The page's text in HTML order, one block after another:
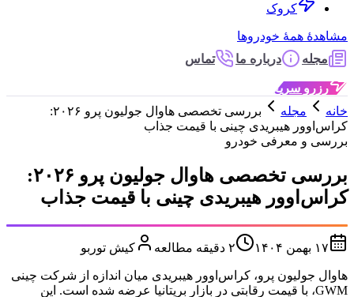
کروک
مشاهدهٔ همهٔ خودروها
مجله
درباره ما تماس
رزرو سریع
خانه
مجله
بررسی تخصصی هاوال جولیون پرو ۲۰۲۶:
کراس‌اوور هیبریدی چینی با قیمت جذاب
بررسی و معرفی خودرو
بررسی تخصصی هاوال جولیون پرو ۲۰۲۶:
کراس‌اوور هیبریدی چینی با قیمت جذاب
۱۷ بهمن ۱۴۰۴ ۲ دقیقه مطالعه کیش توربو
هاوال جولیون پرو، کراس‌اوور هیبریدی میان‌ اندازه از شرکت چینی
GWM، با قیمت رقابتی در بازار بریتانیا عرضه شده است. این